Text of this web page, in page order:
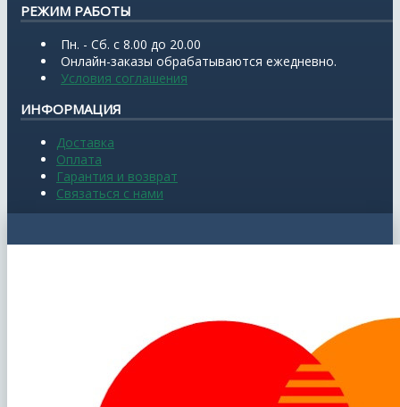
РЕЖИМ РАБОТЫ
Пн. - Сб. с 8.00 до 20.00
Онлайн-заказы обрабатываются ежедневно.
Условия соглашения
ИНФОРМАЦИЯ
Доставка
Оплата
Гарантия и возврат
Связаться с нами